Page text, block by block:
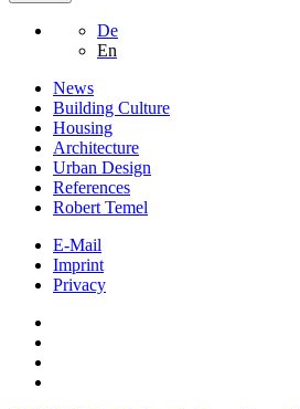
De
En
News
Building Culture
Housing
Architecture
Urban Design
References
Robert Temel
E-Mail
Imprint
Privacy